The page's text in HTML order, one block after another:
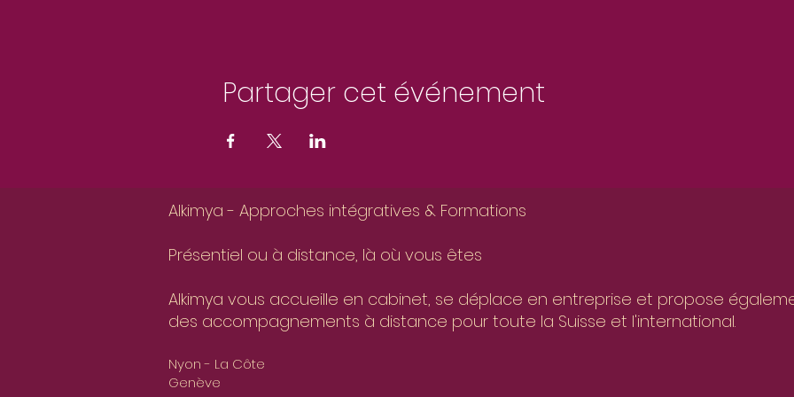
Partager cet événement
Alkimya - Approches intégratives & Formations
Présentiel ou à distance, là où vous êtes
Alkimya vous accueille en cabinet, se déplace en entreprise et propose
des accompagnements à distance pour toute la Suisse et l'international.
Nyon - La Côte
Genève